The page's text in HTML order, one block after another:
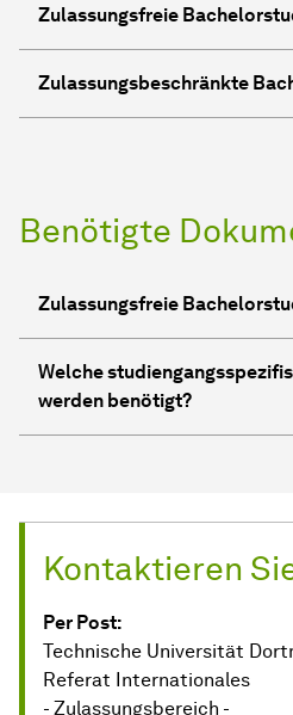
Zulassungsfreie
Zulassungsbeschränkte
Benötigte
Zulassungsfreie
Welche
werden benötigt?
Kontaktieren
Per Post:
Technische Universität
Referat Internationales
- Zulassungsbereich -